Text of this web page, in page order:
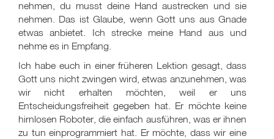
nehmen, du musst deine Hand austrecken und sie
nehmen. Das ist Glaube, wenn Gott uns aus Gnade
etwas anbietet. Ich strecke meine Hand aus und
nehme es in Empfang.
Ich habe euch in einer früheren Lektion gesagt, dass
Gott uns nicht zwingen wird, etwas anzunehmen, was
wir nicht erhalten möchten, weil er uns
Entscheidungsfreiheit gegeben hat. Er möchte keine
hirnlosen Roboter, die einfach ausführen, was er ihnen
zu tun einprogrammiert hat. Er möchte, dass wir eine